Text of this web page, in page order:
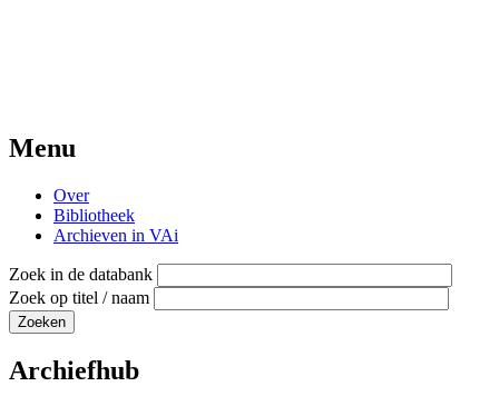
Menu
Over
Bibliotheek
Archieven in VAi
Zoek in de databank
Zoek op titel / naam
Archiefhub